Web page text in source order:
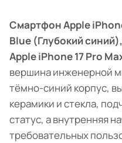
Смартфон Apple
Blue (Глубокий
Apple iPhone 17 Pro
вершина инженерной
тёмно-синий корпус,
керамики и стекла,
статус, а внутренняя
требовательных